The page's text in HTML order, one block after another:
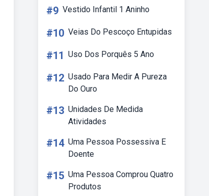
#9 Vestido Infantil 1 Aninho
#10 Veias Do Pescoço Entupidas
#11 Uso Dos Porquês 5 Ano
#12 Usado Para Medir A Pureza
Do Ouro
#13 Unidades De Medida
Atividades
#14 Uma Pessoa Possessiva E
Doente
#15 Uma Pessoa Comprou Quatro
Produtos